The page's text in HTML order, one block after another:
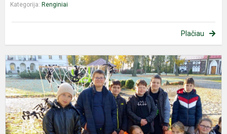
Kategorija: Renginiai
Plačiau